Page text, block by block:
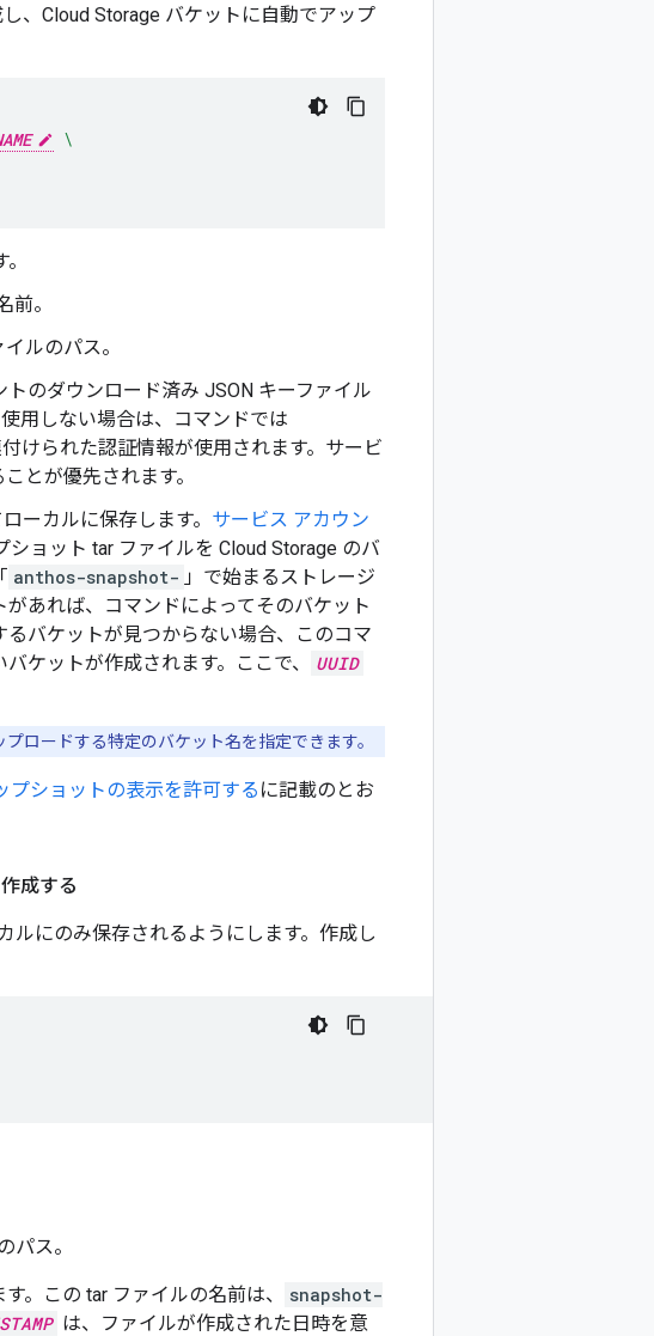
、Cloud Storage バケットに自動でアップ
\
前。
ルのパス。
のダウンロード済み JSON キーファイル
用しない場合は、コマンドでは
けられた認証情報が使用されます。サービ
とが優先されます。
ーカルに保存します。 サービス アカウン
ョット tar ファイルを Cloud Storage のバ
anthos-snapshot- 」で始まるストレージ
あれば、コマンドによってそのバケット
バケットが見つからない場合、このコマ
ケットが作成されます。ここで、
UUID
ロードする特定のバケット名を指定できます。
プショットの表示を許可する に記載のとお
成する
ルにのみ保存されるようにします。作成し
パス。
。この tar ファイルの名前は、
snapshot-
は、ファイルが作成された日時を意